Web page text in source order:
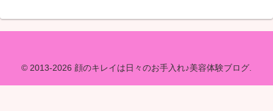
© 2013-2026 顔のキレイは日々のお手入れ♪美容体験ブログ.